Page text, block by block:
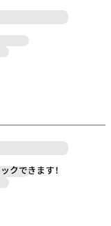
クできます！